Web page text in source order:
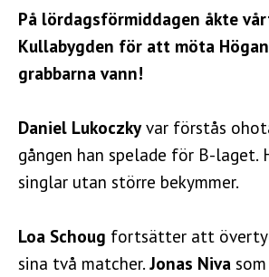
På lördagsförmiddagen åkte
Kullabygden för att möta
grabbarna vann!
Daniel Lukoczkyvar förstås
gången han spelade för B-laget.
singlar utan större bekymmer.
Loa Schoug fortsätter att
sina två matcher. Jonas Niva